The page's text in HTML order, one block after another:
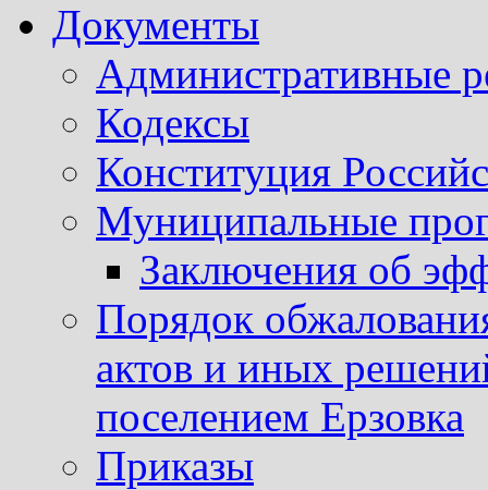
Документы
Административные
Кодексы
Конституция
Муниципальные
Заключения об
Порядок
актов и иных
поселением Ерзовка
Приказы